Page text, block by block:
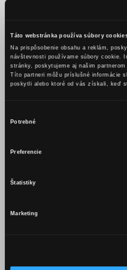
Táto webstránka používa súbory
Na prispôsobenie obsahu a reklám,
návštevnosti používame súbory cookie.
stránky, poskytujeme aj našim
Títo partneri môžu príslušné informácie
poskytli alebo ktoré od vás získali, keď
Potrebné
Preferencie
Štatistiky
Marketing
Toasted Rye
Škandinávia je oblasť z veľkej
ryby, morské plody a riasy
Severanov. Ražný chlieb,
tiež jednou z najtypickejších
Opražený ražný chlieb dodá
s citrónovými bitter dodajú
Ingrediencie
60 ml Karpatského brandy
ražným chlebom